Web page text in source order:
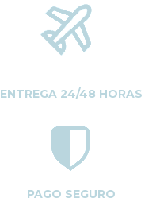
ENTREGA 24/48 HORAS
PAGO SEGURO